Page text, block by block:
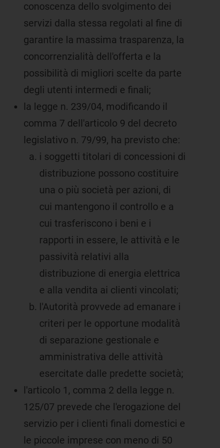
conoscenza dello svolgimento dei
servizi dalla stessa regolati al fine di
garantire la massima trasparenza, la
concorrenzialità dell'offerta e la
possibilità di migliori scelte da parte
degli utenti intermedi e finali;
la legge n. 239/04, modificando il
comma 7 dell'articolo 9 del decreto
legislativo n. 79/99, ha previsto che:
i soggetti titolari di concessioni di
distribuzione possono costituire
una o più società per azioni, di
cui mantengono il controllo e a
cui trasferiscono i beni e i
rapporti in essere, le attività e le
passività relativi alla
distribuzione di energia elettrica
e alla vendita ai clienti vincolati;
l'Autorità provvede ad emanare i
criteri per le opportune modalità
di separazione gestionale e
amministrativa delle attività
esercitate dalle predette società;
l'articolo 1, comma 2 della legge n.
125/07 prevede che l'erogazione del
servizio per i clienti finali domestici e
le piccole imprese con meno di 50